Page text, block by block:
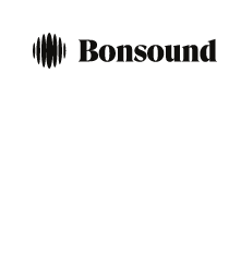
content
navigation